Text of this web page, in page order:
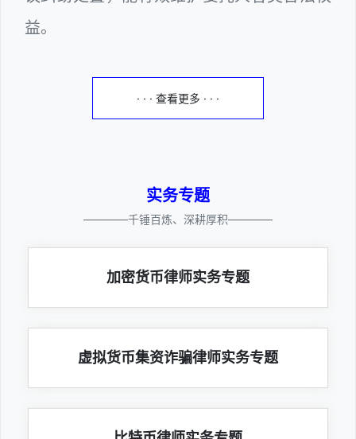
益。
· · · 查看更多 · · ·
实务专题
————千锤百炼、深耕厚积————
加密货币律师实务专题
虚拟货币集资诈骗律师实务专题